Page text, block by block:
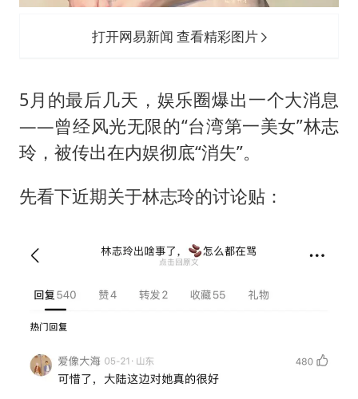
打开网易新闻 查看精彩图片
5月的最后几天，娱乐圈爆出一个大消息
——曾经风光无限的“台湾第一美女”林志
玲，被传出在内娱彻底“消失”。
先看下近期关于林志玲的讨论贴：